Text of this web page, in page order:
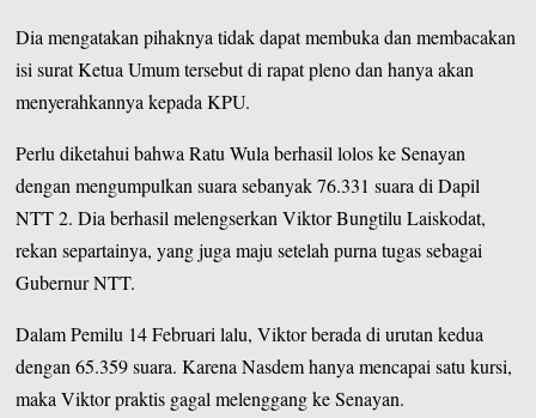
Dia mengatakan pihaknya tidak dapat membuka dan membacakan
isi surat Ketua Umum tersebut di rapat pleno dan hanya akan
menyerahkannya kepada KPU.
Perlu diketahui bahwa Ratu Wula berhasil lolos ke Senayan
dengan mengumpulkan suara sebanyak 76.331 suara di Dapil
NTT 2. Dia berhasil melengserkan Viktor Bungtilu Laiskodat,
rekan separtainya, yang juga maju setelah purna tugas sebagai
Gubernur NTT.
Dalam Pemilu 14 Februari lalu, Viktor berada di urutan kedua
dengan 65.359 suara. Karena Nasdem hanya mencapai satu kursi,
maka Viktor praktis gagal melenggang ke Senayan.